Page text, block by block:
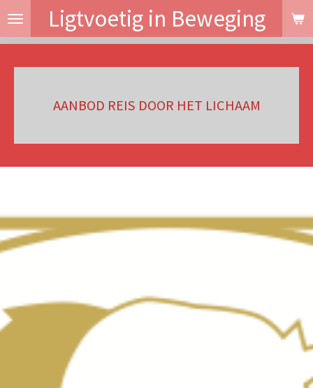
Ga
de
Ligtvoetig in Beweging
AANBOD REIS DOOR HET LICHAAM